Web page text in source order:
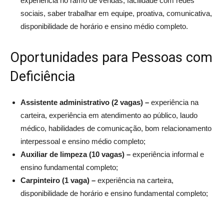
sociais, saber trabalhar em equipe, proativa, comunicativa,
disponibilidade de horário e ensino médio completo.
Oportunidades para Pessoas com
Deficiência
Assistente administrativo (2 vagas) – experiência na
carteira, experiência em atendimento ao público, laudo
médico, habilidades de comunicação, bom relacionamento
interpessoal e ensino médio completo;
Auxiliar de limpeza (10 vagas) – experiência informal e
ensino fundamental completo;
Carpinteiro (1 vaga) – experiência na carteira,
disponibilidade de horário e ensino fundamental completo;